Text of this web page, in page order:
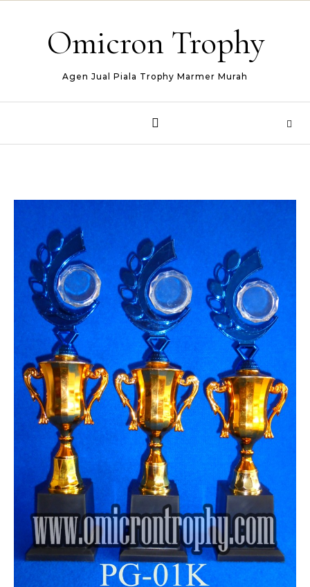
Omicron Trophy
Agen Jual Piala Trophy Marmer Murah